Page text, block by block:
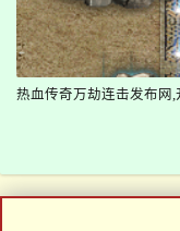
热血传奇万劫连击发布网,